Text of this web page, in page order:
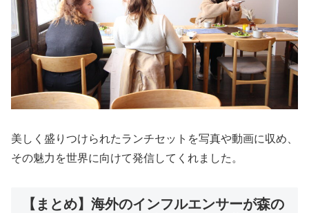
美しく盛りつけられたランチセットを写真や動画に収め、
その魅力を世界に向けて発信してくれました。
【まとめ】海外のインフルエンサーが森の